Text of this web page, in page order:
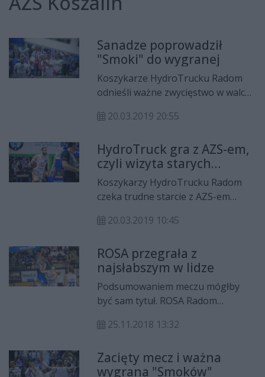
Sanadze poprowadził
"Smoki" do wygranej
Koszykarze HydroTrucku Radom
odnieśli ważne zwycięstwo w walce
Koszalin 91:78.
20.03.2019 20:55
HydroTruck gra z AZS-em,
czyli wizyta starych
znajomych
Koszykarzy HydroTrucku Radom
czeka trudne starcie z AZS-em
znanego w Radomiu Marka
wyprzedziła "Smoki" w tabeli.
20.03.2019 10:45
ROSA przegrała z
najsłabszym w lidze
Podsumowaniem meczu mógłby
być sam tytuł. ROSA Radom
który wcześniej legitymował się
nowego trenera, "Akademicy"
przełamali się właśnie na
25.11.2018 13:32
Zacięty mecz i ważna
wygrana "Smoków"